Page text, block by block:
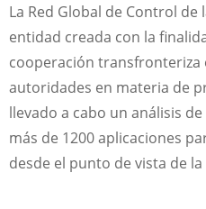
La Red Global de Control de
entidad creada con la
cooperación transfronteriza
autoridades en materia de
llevado a cabo un análisis
más de 1200 aplicaciones
desde el punto de vista de